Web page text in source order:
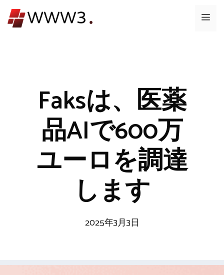
ン
メ
Faksは、医薬
品AIで600万
ユーロを調達
します
2025年3月3日